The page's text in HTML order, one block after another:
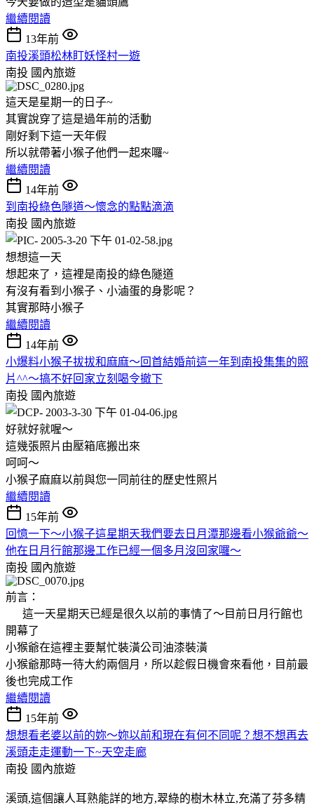
繼續閱讀
13年前
南投溪頭松林盯妖怪村一遊
南投 國內旅遊
這天是星期一的日子~
其實說穿了這是過年前的活動
剛好剩下這一天年假
所以就帶著小猴子他們一起來囉~
繼續閱讀
14年前
到南投綠色隧道～懷念的點點滴滴
南投 國內旅遊
想想這一天
想起來了，這裡是南投的綠色隧道
有沒有看到小猴子、小滷蛋的身影呢？
其實那時小猴子
繼續閱讀
14年前
小爆料小猴子拔拔和麻麻～回首結婚前這一年到南投集集的照
片^^～搞不好回家立刻喝令撤下
南投 國內旅遊
好就好就喔～
這幾張照片由壓箱底搬出來
呵呵～
小猴子麻麻以前與您一同前往的歷史性照片
繼續閱讀
15年前
回憶一下～小猴子這星期天我們要去日月潭那邊看小猴爺爺～
他在日月行館那邊工作已經一個多月沒回家囉～
南投 國內旅遊
前言：
這一天星期天已經是很久以前的事情了～目前日月行館也
開幕了
小猴爺在這裡主要幫忙裝潢公司油漆裝潢
小猴爺那時一待大約兩個月，所以趁假日機會來看他，目前最
後也完成工作
繼續閱讀
15年前
想想看老婆以前的妳～妳以前和現在有何不同呢？想不想再去
溪頭走走運動一下~天空走廊
南投 國內旅遊
溪頭,這個讓人耳熟能詳的地方,翠綠的樹木林立,充滿了芬多精